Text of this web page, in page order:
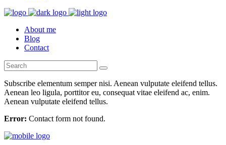
About me
Blog
Contact
Subscribe elementum semper nisi. Aenean vulputate eleifend tellus.
Aenean leo ligula, porttitor eu, consequat vitae eleifend ac, enim.
Aenean vulputate eleifend tellus.
Error: Contact form not found.